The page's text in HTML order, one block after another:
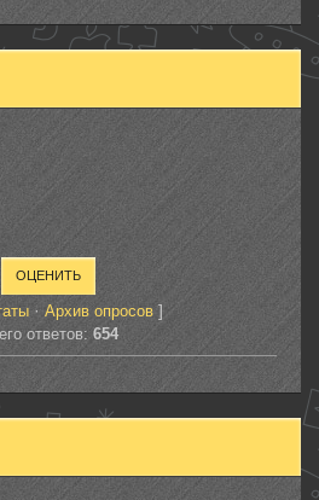
· Архив опросов]
ответов: 654